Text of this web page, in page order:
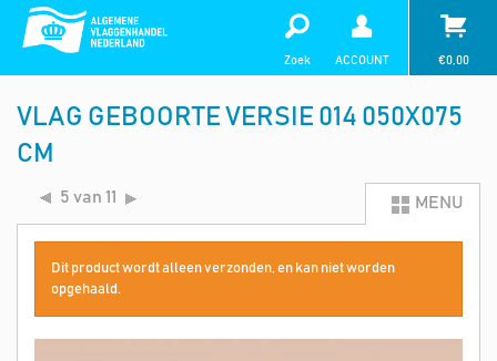
Zoek ACCOUNT €0,00
VLAG GEBOORTE VERSIE 014 050X075
CM
5 van 11 MENU
Dit product wordt alleen verzonden, en kan niet worden
opgehaald.